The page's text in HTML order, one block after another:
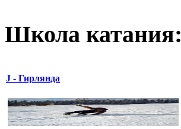
Школа катания:
J - Гирлянда